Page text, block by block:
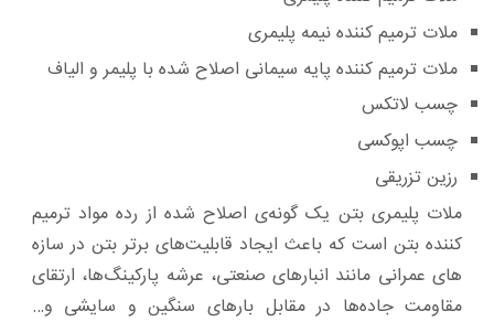
ملات ترمیم کننده نیمه پلیمری
ملات ترمیم کننده پایه سیمانی اصلاح شده با پلیمر و الیاف
چسب لاتکس
چسب اپوکسی
رزین تزریقی
ملات پلیمری بتن یک ‌گونه‌ی اصلاح ‌شده از رده مواد ترمیم
کننده بتن است که باعث ایجاد قابلیت‌های برتر بتن در سازه
های عمرانی مانند انبارهای صنعتی، عرشه پارکینگ‌ها، ارتقای
مقاومت جاده‌ها در مقابل بارهای سنگین و سایشی و…